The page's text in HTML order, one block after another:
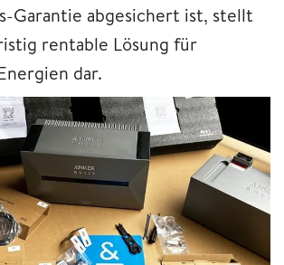
Garantie abgesichert ist, stellt
rentable Lösung für
dar.